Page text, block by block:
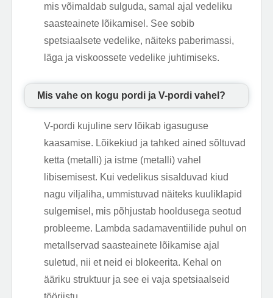
mis võimaldab sulguda, samal ajal vedeliku
saasteainete lõikamisel. See sobib
spetsiaalsete vedelike, näiteks paberimassi,
läga ja viskoossete vedelike juhtimiseks.
Mis vahe on kogu pordi ja V-pordi vahel?
V-pordi kujuline serv lõikab igasuguse
kaasamise. Lõikekiud ja tahked ained sõltuvad
ketta (metalli) ja istme (metalli) vahel
libisemisest. Kui vedelikus sisalduvad kiud
nagu viljaliha, ummistuvad näiteks kuuliklapid
sulgemisel, mis põhjustab hooldusega seotud
probleeme. Lambda sadamaventiilide puhul on
metallservad saasteainete lõikamise ajal
suletud, nii et neid ei blokeerita. Kehal on
ääriku struktuur ja see ei vaja spetsiaalseid